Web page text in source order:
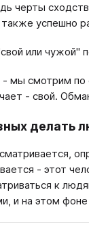
черты
успешно
или чужой"
мы смотрим по
- свой.
делать
- этот
к
и на этом